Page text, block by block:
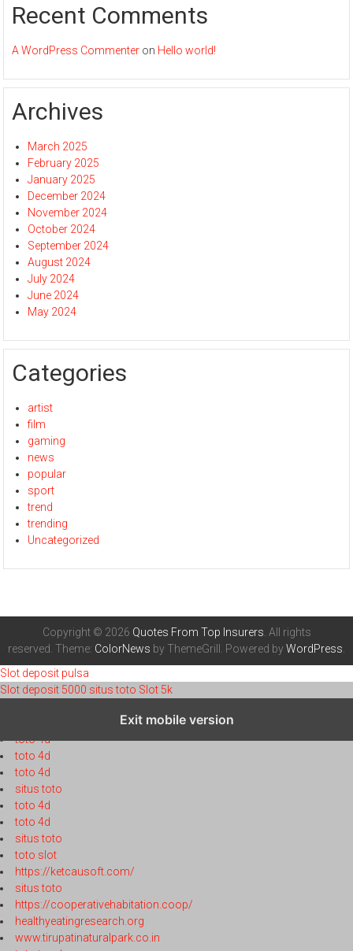
Recent Comments
A WordPress Commenter on Hello world!
Archives
March 2025
February 2025
January 2025
December 2024
November 2024
October 2024
September 2024
August 2024
July 2024
June 2024
May 2024
Categories
artist
film
gaming
news
popular
sport
trend
trending
Uncategorized
Copyright © 2026 Quotes From Top Insurers . All rights
reserved. Theme: ColorNews by ThemeGrill. Powered byWordPress
Slot deposit pulsa
Slot deposit 5000 situs toto Slot 5k
Exit mobile version
toto 4d
toto 4d
toto 4d
situs toto
toto 4d
toto 4d
situs toto
toto slot
https://ketcausoft.com/
situs toto
https://cooperativehabitation.coop/
healthyeatingresearch.org
www.tirupatinaturalpark.co.in